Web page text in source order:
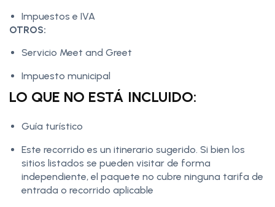
Impuestos e IVA
OTROS:
Servicio Meet and Greet
Impuesto municipal
LO QUE NO ESTÁ INCLUIDO:
Guía turístico
Este recorrido es un itinerario sugerido. Si bien los
sitios listados se pueden visitar de forma
independiente, el paquete no cubre ninguna tarifa de
entrada o recorrido aplicable